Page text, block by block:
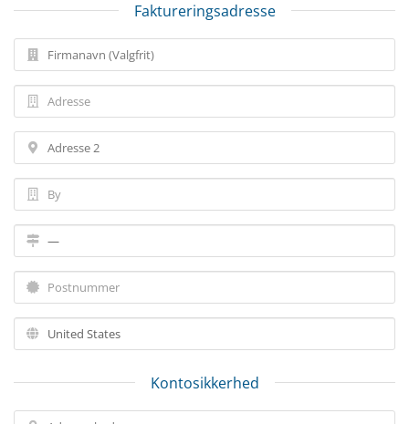
Faktureringsadresse
Kontosikkerhed